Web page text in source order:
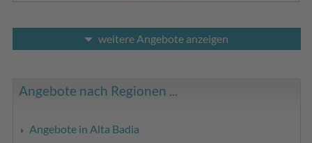
weitere Angebote anzeigen
Angebote nach Regionen ...
Angebote in Alta Badia